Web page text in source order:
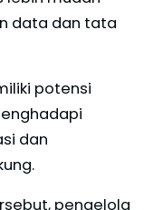
data dan tata
potensi
dan
pengelola